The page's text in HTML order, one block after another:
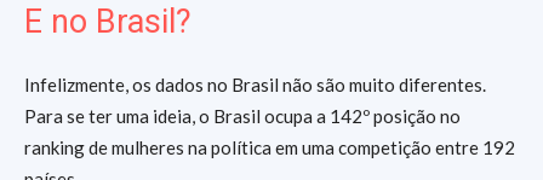
E no Brasil?
Infelizmente, os dados no Brasil não são muito diferentes.
Para se ter uma ideia, o Brasil ocupa a 142º posição no
ranking de mulheres na política em uma competição entre 192